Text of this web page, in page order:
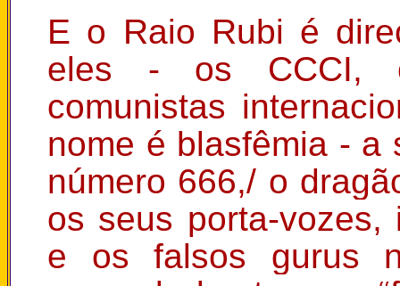
E o Raio Rubi é
eles - os CCCI,
comunistas
nome é blasfêmia - a
número 666,/ o
os seus porta-vozes,
e os falsos gurus